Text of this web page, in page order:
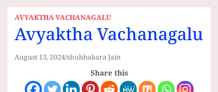
AVYAKTHA VACHANAGALU
Avyaktha Vachanagalu
August 13, 2024shubhakara Jain
Share this